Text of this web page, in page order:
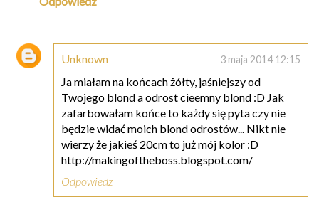
Unknown 3 maja 2014 12:15
Ja miałam na końcach żółty, jaśniejszy od
Twojego blond a odrost cieemny blond :D Jak
zafarbowałam końce to każdy się pyta czy nie
będzie widać moich blond odrostów... Nikt nie
wierzy że jakieś 20cm to już mój kolor :D
http://makingoftheboss.blogspot.com/
Odpowiedz